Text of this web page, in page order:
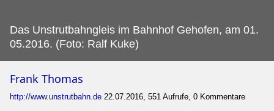
Das Unstrutbahngleis im Bahnhof Gehofen, am 01.
05.2016. (Foto: Ralf Kuke)
Frank Thomas
http://www.unstrutbahn.de 22.07.2016, 551 Aufrufe, 0 Kommentare